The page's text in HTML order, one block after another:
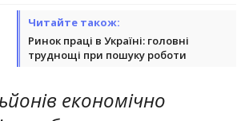
Читайте також:
Ринок праці в Україні: головні
труднощі при пошуку роботи
економічно